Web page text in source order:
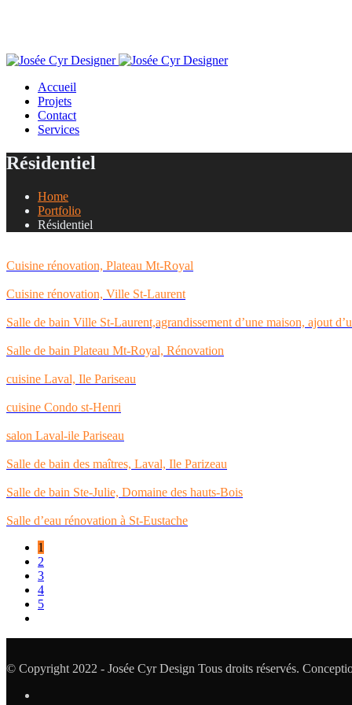
Accueil
Projets
Contact
Services
Résidentiel
Home
Portfolio
Résidentiel
Cuisine rénovation, Plateau Mt-Royal
Cuisine rénovation, Ville St-Laurent
Salle de bain Ville St-Laurent,agrandissement d’une maison, ajout
Salle de bain Plateau Mt-Royal, Rénovation
cuisine Laval, Ile Pariseau
cuisine Condo st-Henri
salon Laval-ile Pariseau
Salle de bain des maîtres, Laval, Ile Parizeau
Salle de bain Ste-Julie, Domaine des hauts-Bois
Salle d’eau rénovation à St-Eustache
1
2
3
4
5
© Copyright 2022 - Josée Cyr Design Tous droits réservés.